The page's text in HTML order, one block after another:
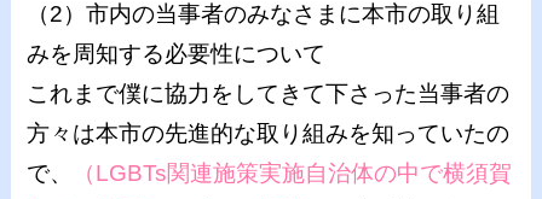
（2）市内の当事者のみなさまに本市の取り組
みを周知する必要性について
これまで僕に協力をしてきて下さった当事者の
方々は本市の先進的な取り組みを知っていたの
で、
（LGBTs関連施策実施自治体の中で横須賀